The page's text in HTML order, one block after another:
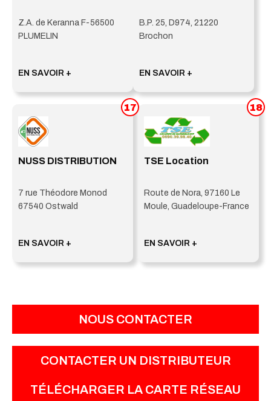
Z.A. de Keranna F-56500
PLUMELIN
EN SAVOIR +
B.P. 25, D974, 21220
Brochon
EN SAVOIR +
17
NUSS DISTRIBUTION
7 rue Théodore Monod
67540 Ostwald
EN SAVOIR +
18
TSE Location
Route de Nora, 97160 Le
Moule, Guadeloupe-France
EN SAVOIR +
NOUS CONTACTER
CONTACTER UN DISTRIBUTEUR
TÉLÉCHARGER LA CARTE RÉSEAU